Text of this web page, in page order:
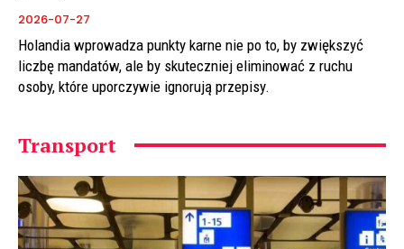
2026-07-27
Holandia wprowadza punkty karne nie po to, by zwiększyć
liczbę mandatów, ale by skuteczniej eliminować z ruchu
osoby, które uporczywie ignorują przepisy.
Transport